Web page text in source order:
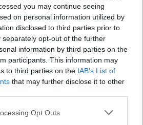
you may continue seeing
on personal information utilized by
disclosed to third parties prior to
separately opt-out of the further
information by third parties on the
participants. This information may
to third parties on the IAB’s List of
that may further disclose it to other
Opt Outs